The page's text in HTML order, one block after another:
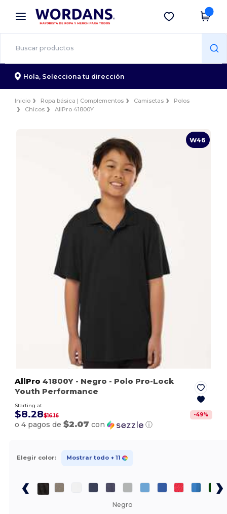
× App de Wordans
¡Mejores precios en app!
Descargar app
Hola, Selecciona tu dirección
Inicio Ropa básica | Complementos Camisetas
Polos
Chicos
AllPro 41800Y
W46
AllPro 41800Y - Negro - Polo Pro-Lock
Youth Performance
Starting at
$8.28$16.16 -49%
o 4 pagos de$2.07 con ⓘ
Elegir color: Mostrar todo + 11
Negro